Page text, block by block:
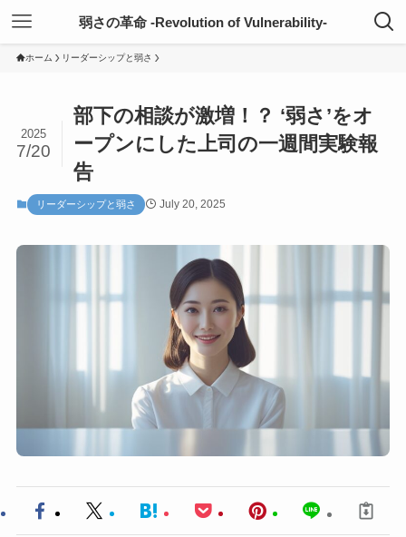
弱さの革命 -Revolution of Vulnerability-
ホーム リーダーシップと弱さ
部下の相談が激増！？ ‘弱さ’をオ
ープンにした上司の一週間実験報
告
2025
7/20
リーダーシップと弱さ July 20, 2025